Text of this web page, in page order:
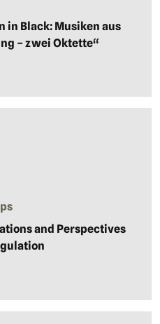
in Black: Musiken aus
– zwei Oktette“
and Perspectives